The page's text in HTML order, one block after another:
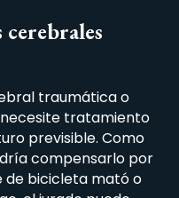
cerebrales
traumática o
necesite tratamiento
previsible. Como
compensarlo por
de bicicleta mató o